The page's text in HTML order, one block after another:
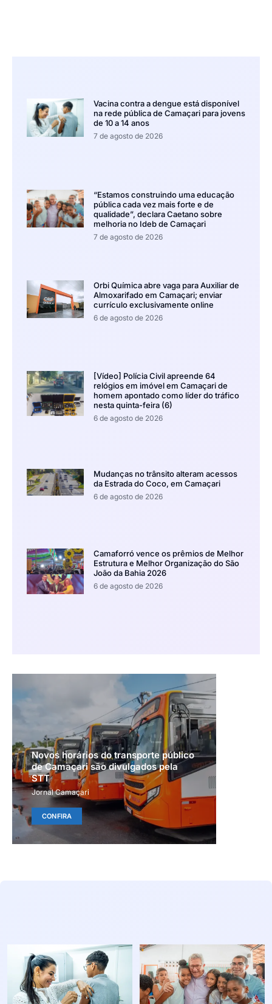
Vacina contra a dengue está disponível
na rede pública de Camaçari para jovens
de 10 a 14 anos
7 de agosto de 2026
“Estamos construindo uma educação
pública cada vez mais forte e de
qualidade”, declara Caetano sobre
melhoria no Ideb de Camaçari
7 de agosto de 2026
Orbi Química abre vaga para Auxiliar de
Almoxarifado em Camaçari; enviar
currículo exclusivamente online
6 de agosto de 2026
[Vídeo] Polícia Civil apreende 64
relógios em imóvel em Camaçari de
homem apontado como líder do tráfico
nesta quinta-feira (6)
6 de agosto de 2026
Mudanças no trânsito alteram acessos
da Estrada do Coco, em Camaçari
6 de agosto de 2026
Camaforró vence os prêmios de Melhor
Estrutura e Melhor Organização do São
João da Bahia 2026
6 de agosto de 2026
Novos horários do transporte público
de Camaçari são divulgados pela
STT
Jornal Camaçari
CONFIRA